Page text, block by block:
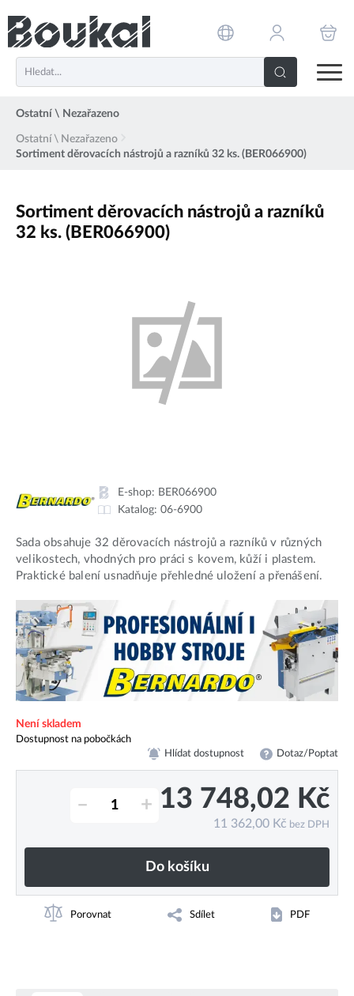
Ostatní \ Nezařazeno
Ostatní \ Nezařazeno
Sortiment děrovacích nástrojů a razníků 32 ks. (BER066900)
Sortiment děrovacích nástrojů a razníků
32 ks. (BER066900)
E-shop: BER066900
Katalog: 06-6900
Sada obsahuje 32 děrovacích nástrojů a razníků v různých
velikostech, vhodných pro práci s kovem, kůží i plastem.
Praktické balení usnadňuje přehledné uložení a přenášení.
Není skladem
Dostupnost na pobočkách
Hlídat dostupnost Dotaz/Poptat
– + 13 748,02 Kč
11 362,00 Kč bez DPH
Do košíku
Porovnat Sdílet PDF